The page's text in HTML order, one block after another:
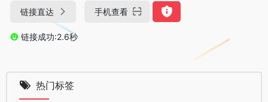
链接直达 手机查看
链接成功:2.6秒
热门标签